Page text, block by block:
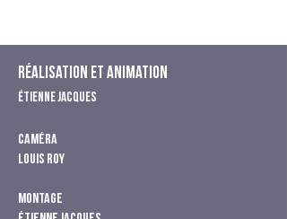
Réalisation et animation
Étienne Jacques
Caméra
Louis Roy
Montage